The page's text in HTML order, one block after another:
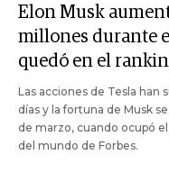
Elon Musk
millones durante
quedó en el
Las acciones de Tesla han
días y la fortuna de Musk
de marzo, cuando ocupó
del mundo de Forbes.